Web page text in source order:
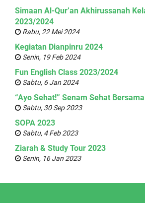
Simaan Al-Qur’an Akhirussanah
2023/2024
Rabu, 22 Mei 2024
Kegiatan Dianpinru 2024
Senin, 19 Feb 2024
Fun English Class 2023/2024
Sabtu, 6 Jan 2024
“Ayo Sehat!” Senam Sehat Bersama
Sabtu, 30 Sep 2023
SOPA 2023
Sabtu, 4 Feb 2023
Ziarah & Study Tour 2023
Senin, 16 Jan 2023